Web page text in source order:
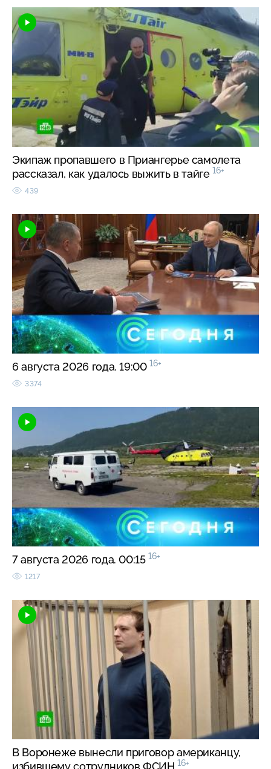
Экипаж пропавшего в Приангерье самолета
рассказал, как удалось выжить в тайге 16+
439
6 августа 2026 года. 19:00 16+
3374
7 августа 2026 года. 00:15 16+
1217
В Воронеже вынесли приговор американцу,
избившему сотрудников ФСИН 16+